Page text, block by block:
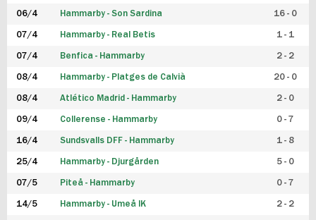
06/4 Hammarby - Son Sardina 16 - 0
07/4 Hammarby - Real Betis 1 - 1
07/4 Benfica - Hammarby 2 - 2
08/4 Hammarby - Platges de Calvià 20 - 0
08/4 Atlético Madrid - Hammarby 2 - 0
09/4 Collerense - Hammarby 0 - 7
16/4 Sundsvalls DFF - Hammarby 1 - 8
25/4 Hammarby - Djurgården 5 - 0
07/5 Piteå - Hammarby 0 - 7
14/5 Hammarby - Umeå IK 2 - 2